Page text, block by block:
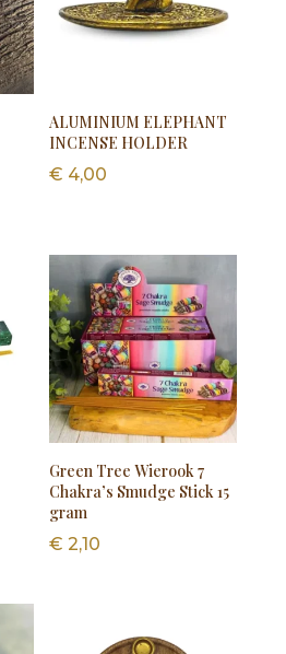
ALUMINIUM ELEPHANT
INCENSE HOLDER
€ 4,00
Green Tree Wierook 7
Chakra’s Smudge Stick 15
gram
€ 2,10